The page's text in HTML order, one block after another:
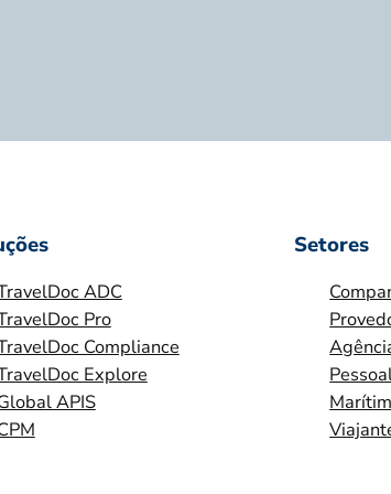
ADC
Pro
Compliance
Explore
APIS
Setores